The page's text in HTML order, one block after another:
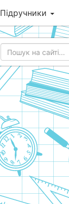
Підручники